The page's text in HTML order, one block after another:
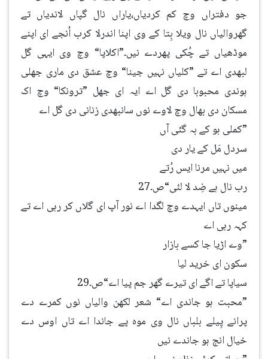
جو دفتراں وچ کم کردیاں،یاراں نال گپاں لاندیاں تے
گھروالیاں نال ویلا بِتا کے وی اپنا اندرلا کرب اُنجے ای اپنے
موڈھیاں تے چُکی پھردے نیں۔”اکلاپا“ وچ وی ایہی گل
لبھدی اے تے ”کلیاں نہیں جینا“ وچ عشق دی ماری جھلی
ہوندی محبوبا دی گل اے ایہ ای جھل ”ترونکا“ وچ اک
مسکان دی بھال وچ لاوے نوں سانبھدی زنانی دی گل اے
”کملی ہو کے بہ گئی آں
سردل مَل کے یار دی
میں نہیں مرنا ایس رُتے
رب نال ہے ضِد لا لئی“ص۔27
مینوں تاں ایہدے وچ لگدا اے نور آپ ای گلاں کر رہی اے تے
کہہ رہی اے
”وے اڑیا جا کسے بازار
سکون ای خرید لیا
سیاپا تے اگے ای تیرے گھر جم پیا اے“ص۔29
”محبت ہو جاندی اے“ شعر لکھن والیاں نوں کمرے دے
پرانے پِیلے بلباں نال وی موہ پے جاندا اے تاں اوس دے
خیال انج ہو جاندے نیں